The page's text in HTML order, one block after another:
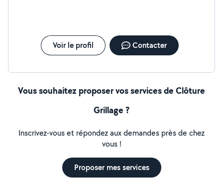
Voir le profil Contacter
Vous souhaitez proposer vos services de Clôture
Grillage ?
Inscrivez-vous et répondez aux demandes près de chez
vous !
Proposer mes services